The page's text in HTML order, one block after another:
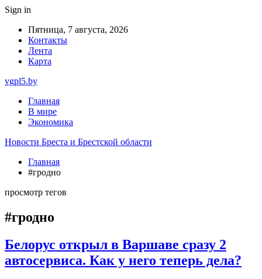
Sign in
Пятница, 7 августа, 2026
Контакты
Лента
Карта
vgpl5.by
Главная
В мире
Экономика
Новости Бреста и Брестской области
Главная
#гродно
просмотр тегов
#гродно
Белорус открыл в Варшаве сразу 2
автосервиса. Как у него теперь дела?